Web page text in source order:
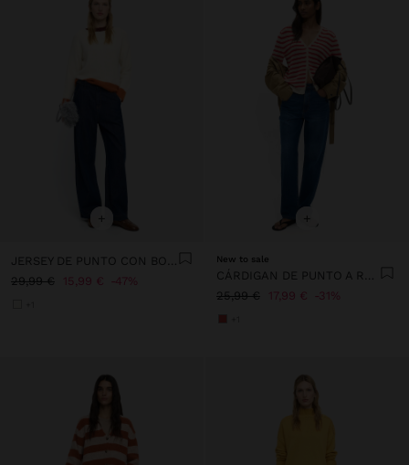
+
29,99 €
15,99 € 47%
+
New to sale
25,99 €
17,99 € 31%